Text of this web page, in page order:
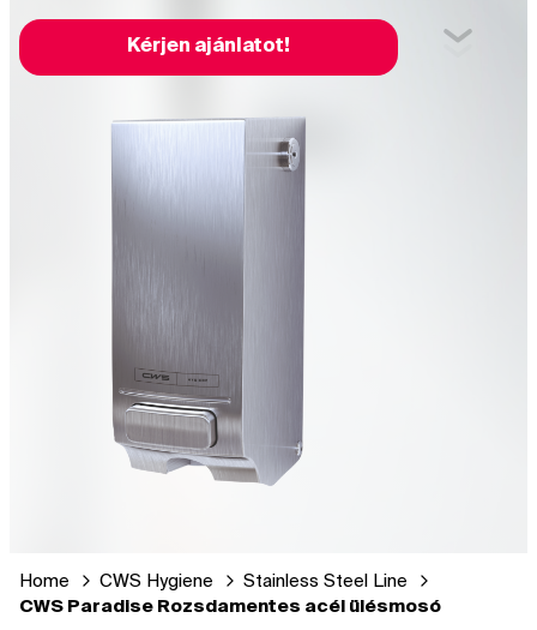
Kérjen ajánlatot!
Home CWS Hygiene
Stainless Steel Line
CWS Paradise Rozsdamentes acél ülésmosó